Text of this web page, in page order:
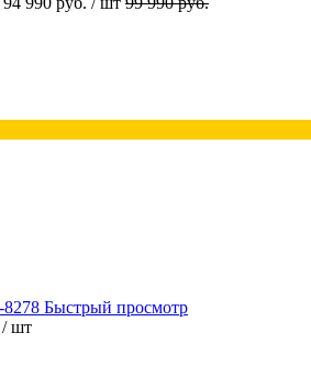
Быстрый просмотр
/ шт